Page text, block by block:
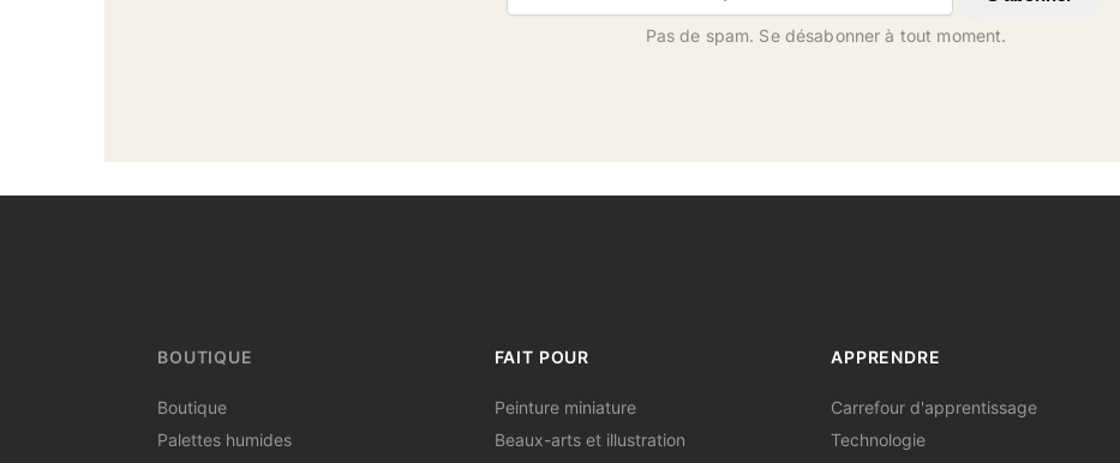
Pas de spam. Se désabonner à tout moment.
BOUTIQUE
Boutique
Palettes humides
FAIT POUR
Peinture miniature
Beaux-arts et illustration
APPRENDRE
Carrefour d'apprentissage
Technologie